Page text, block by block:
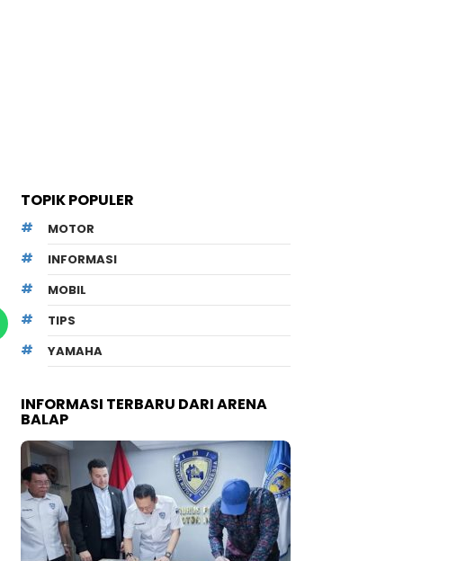
TOPIK POPULER
MOTOR
INFORMASI
MOBIL
TIPS
YAMAHA
INFORMASI TERBARU DARI ARENA
BALAP